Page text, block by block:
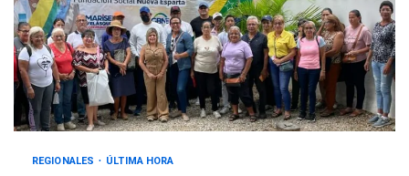
4
POLÍTICA
TITULARES
ÚLTIMA HORA
Presidenta Encargada
evalúa financiamiento obras
post-sismos
TITULARES
REGIONALES ÚLTIMA HORA